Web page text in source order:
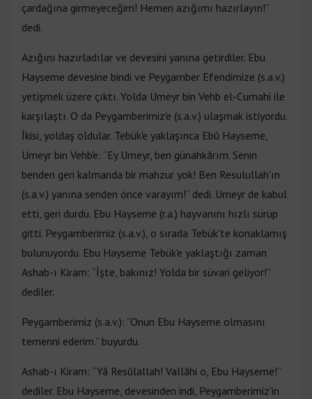
çardağına girmeyeceğim! Hemen azığımı hazırlayın!”
dedi.
Azığını hazırladılar ve devesini yanına getirdiler. Ebu
Hayseme devesine bindi ve Peygamber Efendimize (s.a.v.)
yetişmek üzere çıktı. Yolda Umeyr bin Vehb el-Cumahi ile
karşılaştı. O da Peygamberimiz'e (s.a.v.) ulaşmak istiyordu.
İkisi, yoldaş oldular. Tebük'e yaklaşınca Ebû Hayseme,
Umeyr bin Vehb'e: “Ey Umeyr, ben günahkârım. Senin
benden geri kalmanda bir mahzur yok! Ben Resulullah'ın
(s.a.v.) yanına senden önce varayım!” dedi. Umeyr de kabul
etti, geri durdu. Ebu Hayseme (r.a.) hayvanını hızlı sürüp
gitti. Peygamberimiz (s.a.v.), o sırada Tebük'te konaklamış
bulunuyordu. Ebu Hayseme Tebük'e yaklaştığı zaman
Ashab-ı Kiram: “İşte, bakınız! Yolda bir süvari geliyor!”
dediler.
Peygamberimiz (s.a.v.): “Onun Ebu Hayseme olmasını
temenni ederim.” buyurdu.
Ashab-ı Kiram: “Yâ Resûlallah! Vallâhi o, Ebu Hayseme!”
dediler. Ebu Hayseme, devesinden indi, Peygamberimiz'in